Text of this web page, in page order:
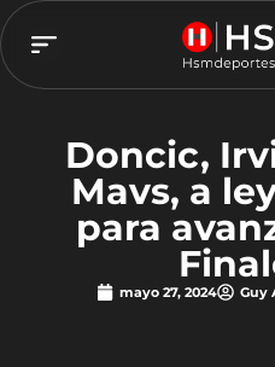
Doncic,
Mavs, a
para
mayo 27, 2024 Guy